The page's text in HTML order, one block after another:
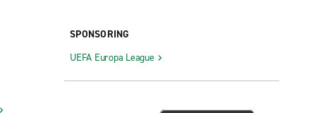
SPONSORING
UEFA Europa League